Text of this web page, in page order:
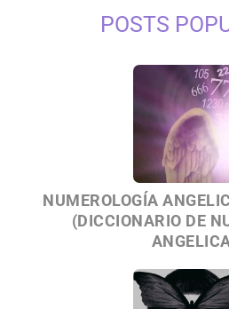
POSTS
NUMEROLOGÍA
(DICCIONARIO DE